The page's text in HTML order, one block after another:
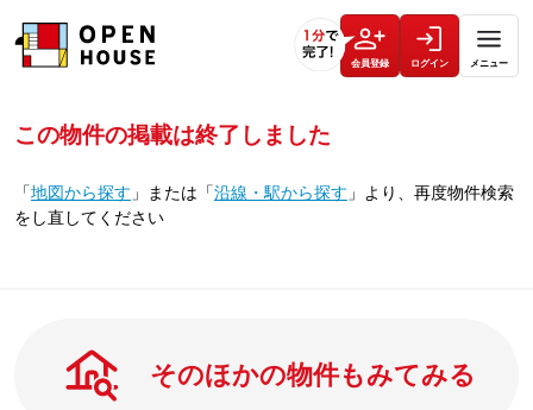
会員登録 ログイン メニュー
この物件の掲載は終了しました
「地図から探す 」 または 「沿線・駅から探す 」 より、再度物件検索
をし直してください
そのほかの物件もみてみる